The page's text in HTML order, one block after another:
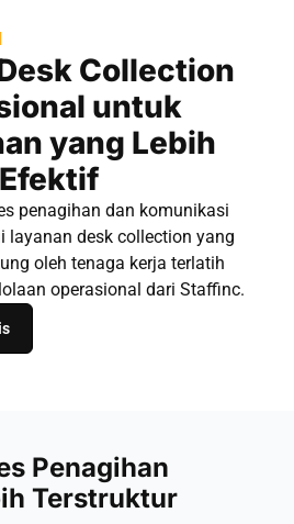
Collection
untuk
yang Lebih
Efektif
penagihan dan komunikasi
layanan desk collection yang
oleh tenaga kerja terlatih
operasional dari Staffinc.
Penagihan
Terstruktur